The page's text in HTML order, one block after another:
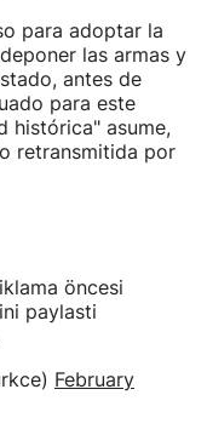
para adoptar la
las armas y
antes de
para este
histórica" asume,
retransmitida por
öncesi
paylasti
February